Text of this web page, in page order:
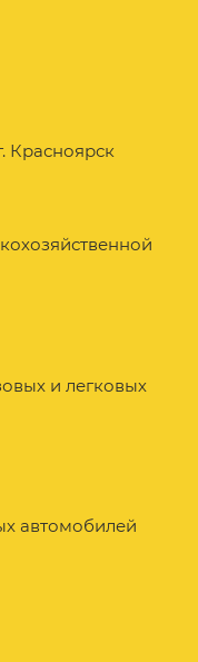
Красноярск
и легковых
автомобилей